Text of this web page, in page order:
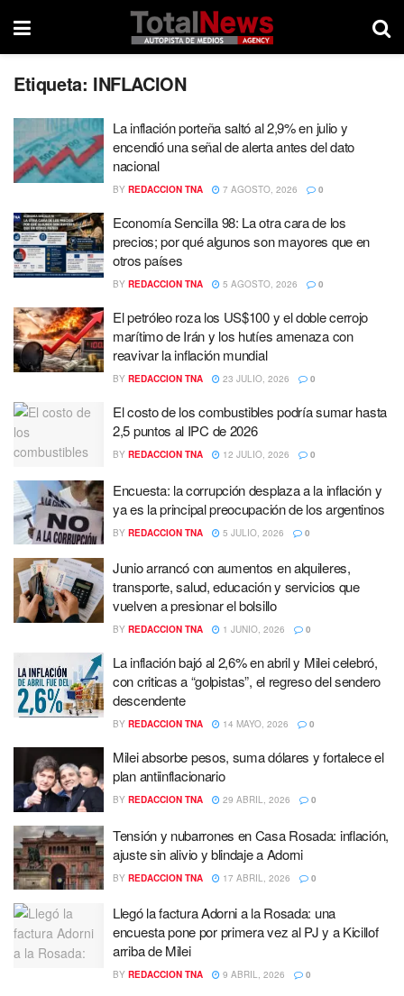
Etiqueta: INFLACION
La inflación porteña saltó al 2,9% en julio y
encendió una señal de alerta antes del dato
nacional
BY REDACCION TNA 7 AGOSTO, 2026 0
Economía Sencilla 98: La otra cara de los
precios; por qué algunos son mayores que en
otros países
BY REDACCION TNA 5 AGOSTO, 2026 0
El petróleo roza los US$100 y el doble cerrojo
marítimo de Irán y los hutíes amenaza con
reavivar la inflación mundial
BY REDACCION TNA 23 JULIO, 2026 0
El costo de los combustibles podría sumar hasta
2,5 puntos al IPC de 2026
BY REDACCION TNA 12 JULIO, 2026 0
Encuesta: la corrupción desplaza a la inflación y
ya es la principal preocupación de los argentinos
BY REDACCION TNA 5 JULIO, 2026 0
Junio arrancó con aumentos en alquileres,
transporte, salud, educación y servicios que
vuelven a presionar el bolsillo
BY REDACCION TNA 1 JUNIO, 2026 0
La inflación bajó al 2,6% en abril y Milei celebró,
con criticas a “golpistas”, el regreso del sendero
descendente
BY REDACCION TNA 14 MAYO, 2026 0
Milei absorbe pesos, suma dólares y fortalece el
plan antiinflacionario
BY REDACCION TNA 29 ABRIL, 2026 0
Tensión y nubarrones en Casa Rosada: inflación,
ajuste sin alivio y blindaje a Adorni
BY REDACCION TNA 17 ABRIL, 2026 0
Llegó la factura Adorni a la Rosada: una
encuesta pone por primera vez al PJ y a Kicillof
arriba de Milei
BY REDACCION TNA 9 ABRIL, 2026 0